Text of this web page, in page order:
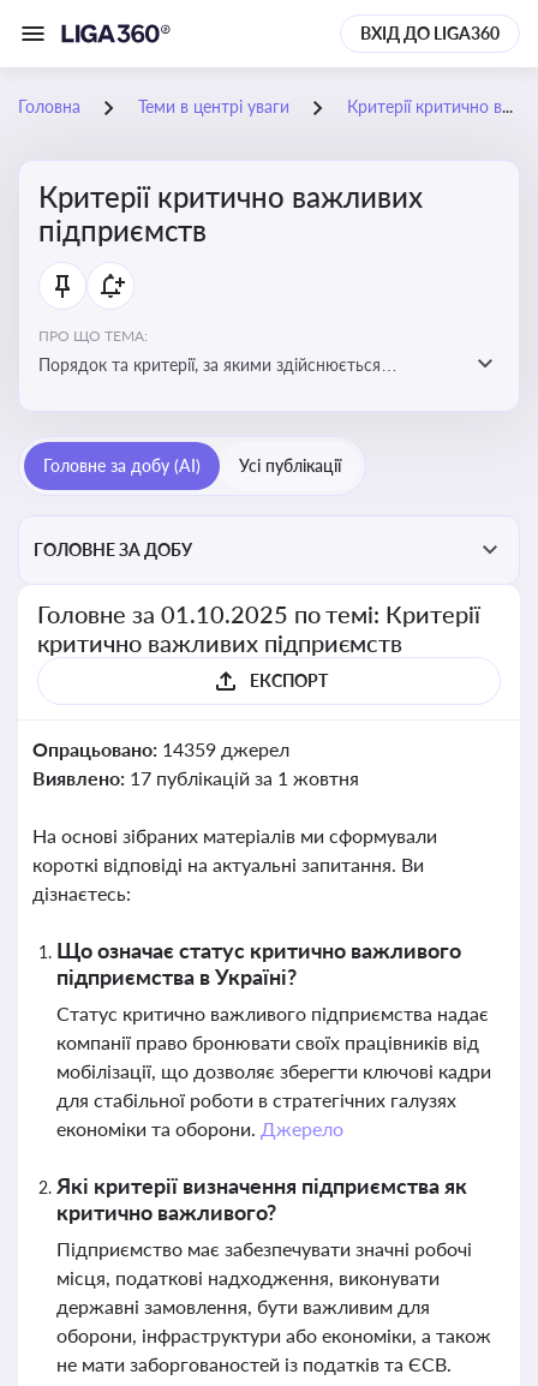
ВХІД ДО LIGA360
Головна Теми в центрі уваги Критерії критично важливих підприємств
Критерії критично важливих
підприємств
ПРО ЩО ТЕМА:
Порядок та критерії, за якими здійснюється
Головне за добу (AI) Усі публікації
ГОЛОВНЕ ЗА ДОБУ
Головне за 01.10.2025 по темі: Критерії
критично важливих підприємств
ЕКСПОРТ
Опрацьовано: 14359 джерел
Виявлено: 17 публікацій за 1 жовтня
На основі зібраних матеріалів ми сформували
короткі відповіді на актуальні запитання. Ви
дізнаєтесь:
Що означає статус критично важливого
підприємства в Україні?
Статус критично важливого підприємства надає
компанії право бронювати своїх працівників від
мобілізації, що дозволяє зберегти ключові кадри
для стабільної роботи в стратегічних галузях
економіки та оборони. Джерело
Які критерії визначення підприємства як
критично важливого?
Підприємство має забезпечувати значні робочі
місця, податкові надходження, виконувати
державні замовлення, бути важливим для
оборони, інфраструктури або економіки, а також
не мати заборгованостей із податків та ЄСВ.